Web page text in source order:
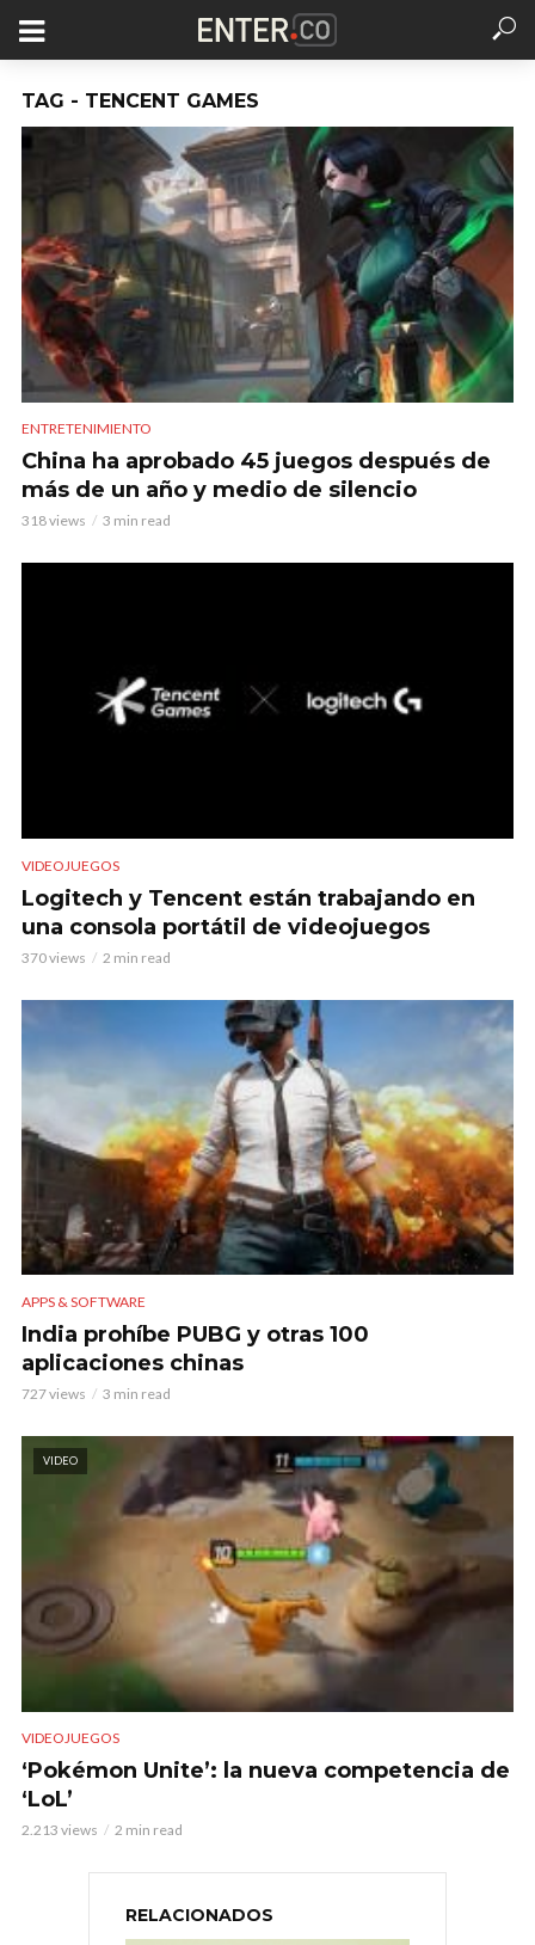
TAG - TENCENT GAMES
ENTRETENIMIENTO
China ha aprobado 45 juegos después de
más de un año y medio de silencio
318 views 3 min read
VIDEOJUEGOS
Logitech y Tencent están trabajando en
una consola portátil de videojuegos
370 views 2 min read
APPS & SOFTWARE
India prohíbe PUBG y otras 100
aplicaciones chinas
727 views 3 min read
VIDEO
VIDEOJUEGOS
‘Pokémon Unite’: la nueva competencia de
‘LoL’
2.213 views 2 min read
RELACIONADOS